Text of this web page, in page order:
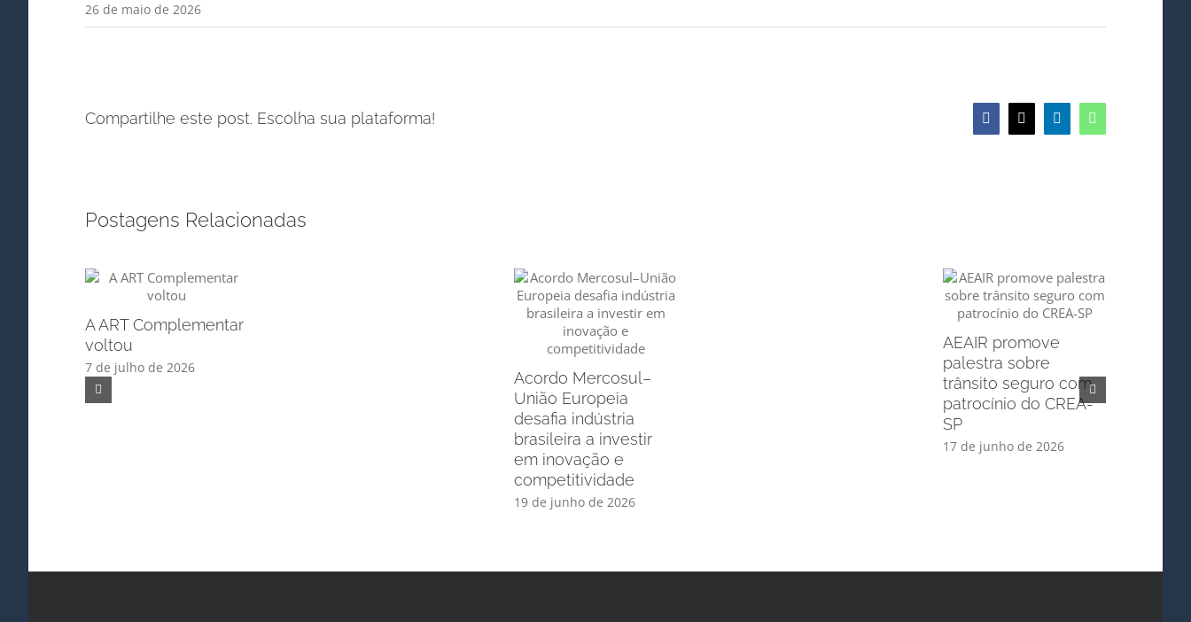
26 de maio de 2026
Compartilhe este post. Escolha sua plataforma! Facebook
X LinkedInWhatsApp
Postagens Relacionadas
A ART Complementar
voltou
7 de julho de 2026
Acordo Mercosul–
União Europeia
desafia indústria
brasileira a investir
em inovação e
competitividade
19 de junho de 2026
AEAIR promove
palestra sobre
trânsito seguro com
patrocínio do CREA-
SP
17 de junho de 2026